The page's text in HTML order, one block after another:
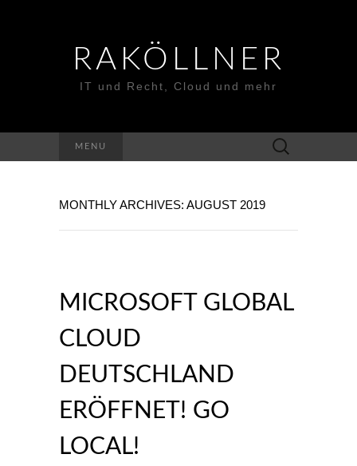
RAKÖLLNER
IT und Recht, Cloud und mehr
MENU
Suchen
nach:
MONTHLY ARCHIVES: AUGUST 2019
MICROSOFT GLOBAL
CLOUD
DEUTSCHLAND
ERÖFFNET! GO
LOCAL!